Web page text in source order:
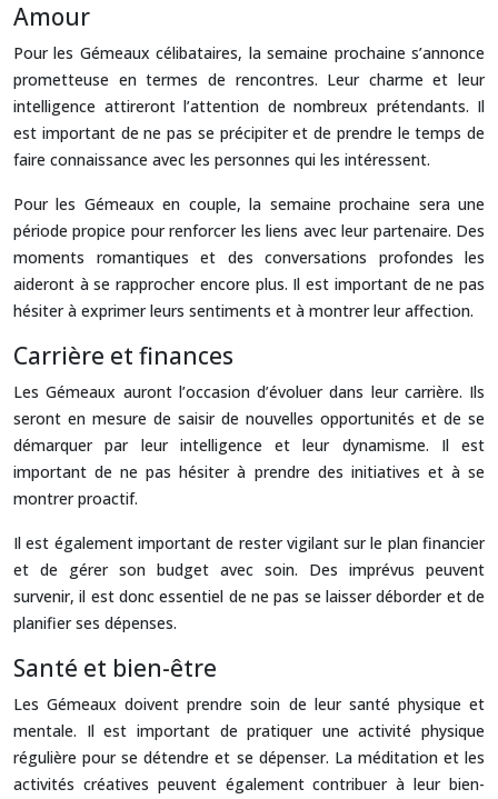
Amour
Pour les Gémeaux célibataires, la semaine prochaine s’annonce
prometteuse en termes de rencontres. Leur charme et leur
intelligence attireront l’attention de nombreux prétendants. Il
est important de ne pas se précipiter et de prendre le temps de
faire connaissance avec les personnes qui les intéressent.
Pour les Gémeaux en couple, la semaine prochaine sera une
période propice pour renforcer les liens avec leur partenaire. Des
moments romantiques et des conversations profondes les
aideront à se rapprocher encore plus. Il est important de ne pas
hésiter à exprimer leurs sentiments et à montrer leur affection.
Carrière et finances
Les Gémeaux auront l’occasion d’évoluer dans leur carrière. Ils
seront en mesure de saisir de nouvelles opportunités et de se
démarquer par leur intelligence et leur dynamisme. Il est
important de ne pas hésiter à prendre des initiatives et à se
montrer proactif.
Il est également important de rester vigilant sur le plan financier
et de gérer son budget avec soin. Des imprévus peuvent
survenir, il est donc essentiel de ne pas se laisser déborder et de
planifier ses dépenses.
Santé et bien-être
Les Gémeaux doivent prendre soin de leur santé physique et
mentale. Il est important de pratiquer une activité physique
régulière pour se détendre et se dépenser. La méditation et les
activités créatives peuvent également contribuer à leur bien-